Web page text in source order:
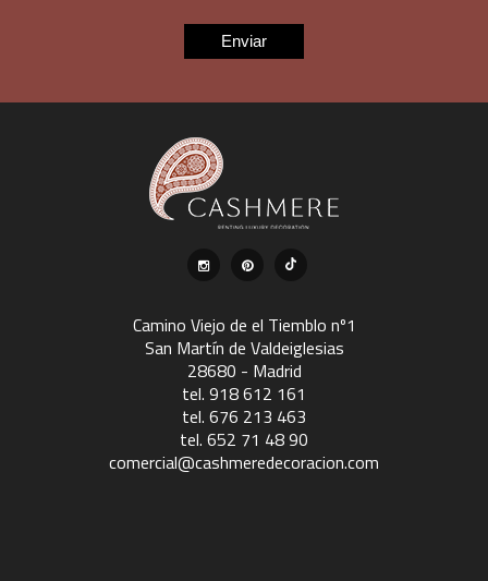
Camino Viejo de el Tiemblo nº1
San Martín de Valdeiglesias
28680 - Madrid
tel. 918 612 161
tel. 676 213 463
tel. 652 71 48 90
comercial@cashmeredecoracion.com